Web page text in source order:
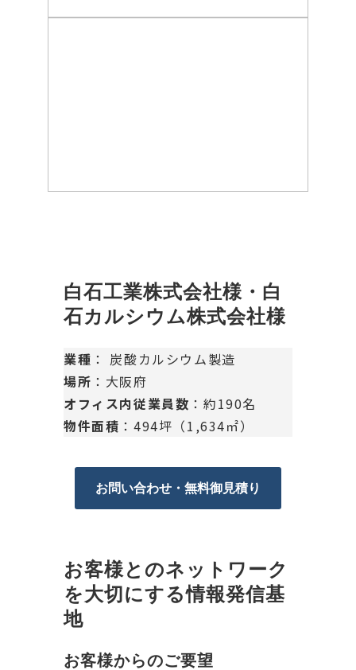
白石工業株式会社様・白
石カルシウム株式会社様
業種 ： 炭酸カルシウム製造
場所 ：大阪府
オフィス内従業員数 ：約190名
物件面積 ：494坪（1,634㎡）
お問い合わせ・無料御見積り
お客様とのネットワーク
を大切にする情報発信基
地
お客様からのご要望